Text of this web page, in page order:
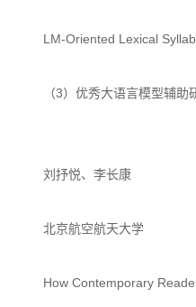
LM-Oriented Lexical
（3）优秀大语言模型辅助
刘抒悦、李长康
北京航空航天大学
How Contemporary